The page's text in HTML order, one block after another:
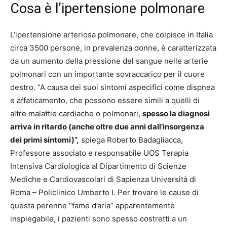
Cosa è l’ipertensione polmonare
L’ipertensione arteriosa polmonare, che colpisce in Italia
circa 3500 persone, in prevalenza donne, è caratterizzata
da un aumento della pressione del sangue nelle arterie
polmonari con un importante sovraccarico per il cuore
destro. “A causa dei suoi sintomi aspecifici come dispnea
e affaticamento, che possono essere simili a quelli di
altre malattie cardiache o polmonari, spesso la diagnosi
arriva in ritardo (anche oltre due anni dall’insorgenza
dei primi sintomi)”, spiega Roberto Badagliacca,
Professore associato e responsabile UOS Terapia
Intensiva Cardiologica al Dipartimento di Scienze
Mediche e Cardiovascolari di Sapienza Università di
Roma – Policlinico Umberto I. Per trovare le cause di
questa perenne “fame d’aria” apparentemente
inspiegabile, i pazienti sono spesso costretti a un